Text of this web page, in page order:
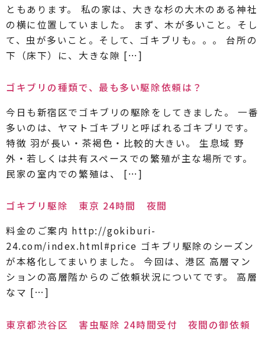
ともあります。 私の家は、大きな杉の大木のある神社
の横に位置していました。 まず、木が多いこと。そし
て、虫が多いこと。そして、ゴキブリも。。。 台所の
下（床下）に、大きな隙 […]
ゴキブリの種類で、最も多い駆除依頼は？
今日も新宿区でゴキブリの駆除をしてきました。 一番
多いのは、ヤマトゴキブリと呼ばれるゴキブリです。
特徴 羽が長い・茶褐色・比較的大きい。 生息域 野
外・若しくは共有スペースでの繁殖が主な場所です。
民家の室内での繁殖は、 […]
ゴキブリ駆除 東京 24時間 夜間
料金のご案内 http://gokiburi-
24.com/index.html#price ゴキブリ駆除のシーズン
が本格化してまいりました。 今回は、港区 高層マン
ションの高層階からのご依頼状況についてです。 高層
なマ […]
東京都渋谷区 害虫駆除 24時間受付 夜間の御依頼